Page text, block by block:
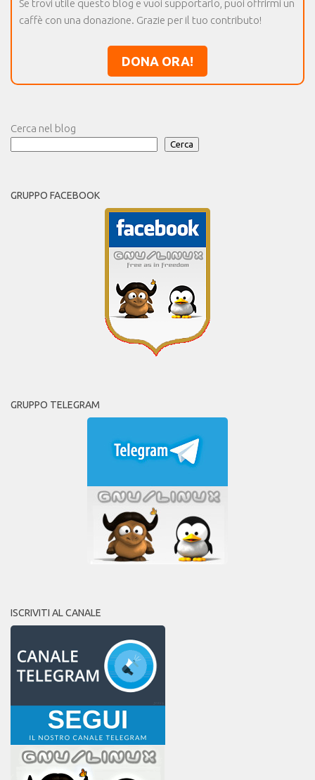
Se trovi utile questo blog e vuoi supportarlo, puoi offrirmi un
caffè con una donazione. Grazie per il tuo contributo!
DONA ORA!
Cerca nel blog
Cerca
GRUPPO FACEBOOK
GRUPPO TELEGRAM
ISCRIVITI AL CANALE